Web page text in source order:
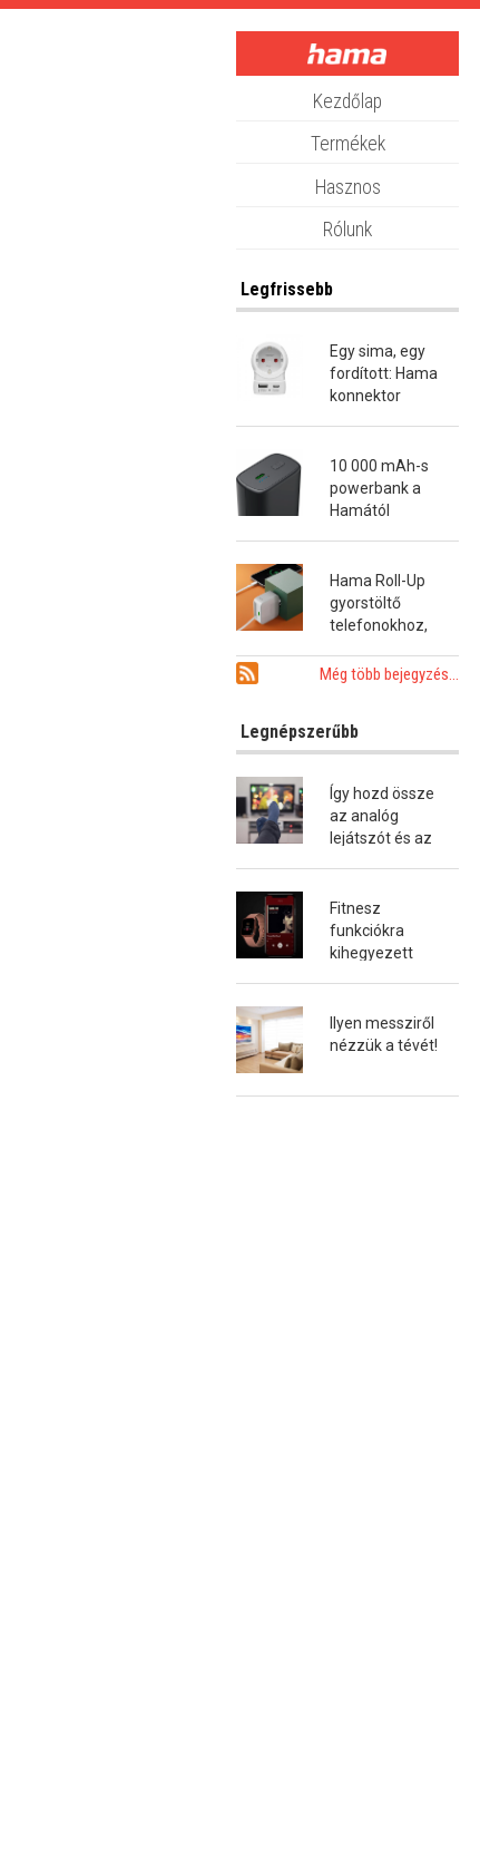
Skip
Kezdőlap
Termékek
Hasznos
Rólunk
Legfrissebb
Egy sima, egy
fordított: Hama
konnektor
10 000 mAh-s
powerbank a
Hamától
Hama Roll-Up
gyorstöltő
telefonokhoz,
notebookokhoz
Még több bejegyzés...
Legnépszerűbb
Így hozd össze
az analóg
lejátszót és az
Fitnesz
funkciókra
kihegyezett
Ilyen messziről
nézzük a tévét!